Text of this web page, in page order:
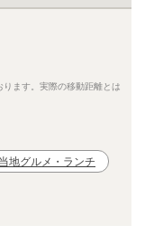
ます。実際の移動距離とは
地グルメ・ランチ